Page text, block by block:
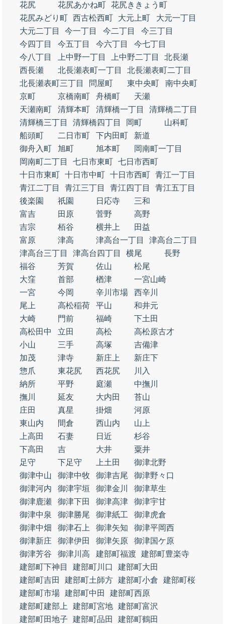
花尻
花尻あかね町 花尻ききょう町
花尻みどり町 西古松西町 大元上町
大元一丁目
大元二丁目
今一丁目 今二丁目
今三丁目
今四丁目
今五丁目 今六丁目
今七丁目
今八丁目
上中野一丁目 上中野二丁目
北長瀬
西長瀬
北長瀬表町一丁目
北長瀬表町二丁目
北長瀬表町三丁目
問屋町 東中央町
南中央町
京町
京橋南町 舟橋町
天瀬
天瀬南町
清輝本町 清輝橋一丁目
清輝橋二丁目
清輝橋三丁目
清輝橋四丁目 岡町
山科町
船頭町
二日市町 下内田町
新道
御舟入町
旭町 旭本町
岡南町一丁目
岡南町二丁目
七日市東町 七日市西町
十日市東町 十日市中町 十日市西町 青江一丁目
青江二丁目
青江三丁目 青江四丁目
青江五丁目
後楽園
祇園 日応寺
三和
富吉
田原 菅野
高野
吉宗
栢谷 横井上
田益
富原
津高 津高台一丁目
津高台二丁目
津高台三丁目
津高台四丁目 横尾
長野
福谷
芳賀 佐山
松尾
大窪
首部 楢津
一宮山崎
一宮
今岡 辛川市場
西辛川
尾上
高松稲荷 平山
和井元
大崎
門前 福崎
下土田
高松田中
立田 高松
高松原古才
小山
三手 高塚
吉備津
加茂
津寺 新庄上
新庄下
惣爪
東花尻 西花尻
川入
納所
平野 庭瀬
中撫川
撫川
延友 大内田
苔山
庄田
真星 掛畑
河原
東山内
間倉 西山内
山上
上高田
石妻 日近
杉谷
下高田
吉 大井
粟井
足守
下足守 上土田
御津北野
御津中山
御津中牧 御津吉尾
御津野々口
御津河内
御津宇垣 御津金川
御津草生
御津鹿瀬
御津下田 御津高津
御津宇甘
御津中泉
御津勝尾 御津紙工
御津虎倉
御津中畑
御津石上 御津矢知
御津平岡西
御津新庄
御津伊田 御津矢原
御津国ケ原
御津芳谷
御津川高 建部町福渡 建部町豊楽寺
建部町下神目
建部町川口
建部町大田
建部町吉田
建部町土師方 建部町小倉
建部町桜
建部町市場 建部町中田
建部町西原
建部町建部上
建部町宮地 建部町富沢
建部町田地子
建部町品田
建部町鶴田